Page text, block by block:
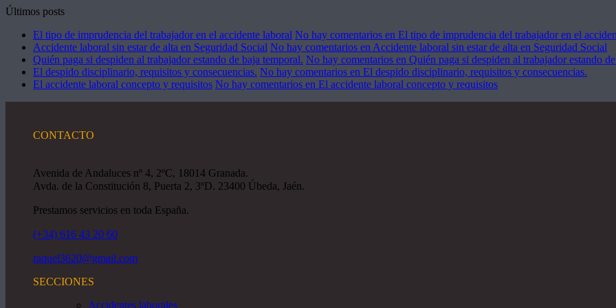
Últimos posts
El tipo de imprudencia del trabajador en el accidente laboral No hay comentarios en El tipo de imprudencia del trabajador en el
Accidente laboral sin estar de alta en Seguridad Social No hay comentarios en Accidente laboral sin estar de alta en Seguridad Social
Quién paga si despiden al trabajador estando de baja temporal. No hay comentarios en Quién paga si despiden al trabajador estando
El despido disciplinario, requisitos y consecuencias. No hay comentarios en El despido disciplinario, requisitos y consecuencias.
El accidente laboral concepto y requisitos No hay comentarios en El accidente laboral concepto y requisitos
CONTACTO
Avenida de Andaluces nº 4, 2ºC, 18014 Granada.
Avda. de la Constitución 8, Puerta 2, 3ºD. 23400 Úbeda, Jaén.
Prestamos servicios en toda España.
(+34) 616 43 20 60
raquel3620@gmail.com
SECCIONES
Accidentes laborales